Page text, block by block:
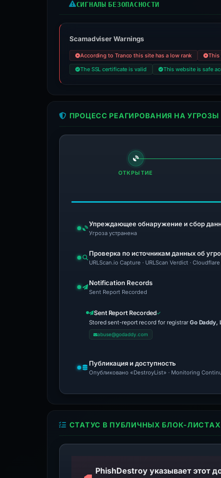
СИГНАЛЫ БЕЗОПАСНОСТИ
Scamadviser Warnings
According to Tranco this site has a low rank
This
The SSL certificate is valid
This website is safe
ПРОЦЕСС РЕАГИРОВАНИЯ НА УГРОЗЫ
ОТКРЫТИЕ
Упреждающее обнаружение и сбор
Угроза устранена
Проверка по источникам данных об
URLScan.io Capture · URLScan Verdict ·
Notification Records
Sent Report Recorded
Sent Report Recorded
Stored sent-report record for registrar Go Daddy,
abuse@godaddy.com
Публикация и доступность
Опубликовано «DestroyList» · Monitoring
СТАТУС В ПУБЛИЧНЫХ БЛОК-ЛИСТАХ
PhishDestroy указывает этот